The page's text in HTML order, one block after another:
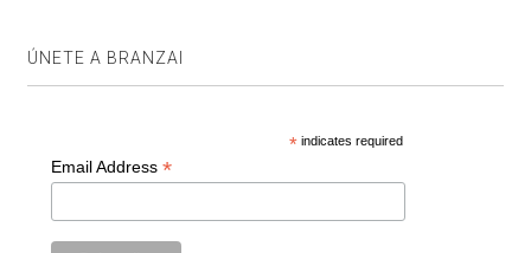
ÚNETE A BRANZAI
* indicates required
Email Address *